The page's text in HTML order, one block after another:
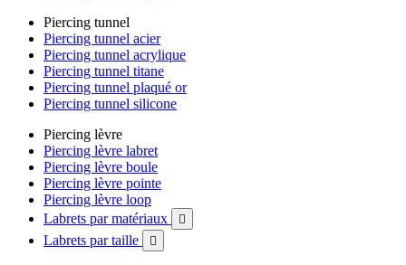
Piercing tunnel
Piercing tunnel acier
Piercing tunnel acrylique
Piercing tunnel titane
Piercing tunnel plaqué or
Piercing tunnel silicone
Piercing lèvre
Piercing lèvre labret
Piercing lèvre boule
Piercing lèvre pointe
Piercing lèvre loop
Labrets par matériaux

Labrets par taille 